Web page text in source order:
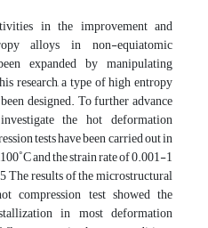
in the improvement and
alloys in non-equiatomic
expanded by manipulating
research, a type of high entropy
designed. To further advance
the hot deformation
tests have been carried out in
and the strain rate of 0.001-1
The results of the microstructural
compression test showed the
in most deformation